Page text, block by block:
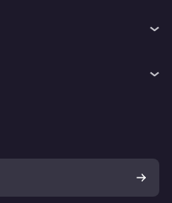
Dein Widerrufsrecht